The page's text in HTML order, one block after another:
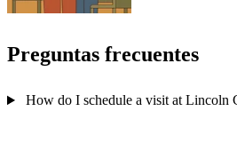
Preguntas frecuentes
How do I schedule a visit at Lincoln